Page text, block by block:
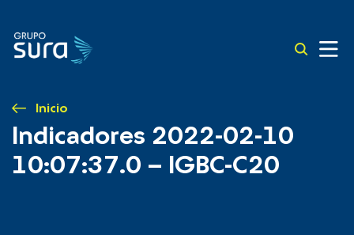
Inicio
Indicadores 2022-02-10
10:07:37.0 – IGBC-C20